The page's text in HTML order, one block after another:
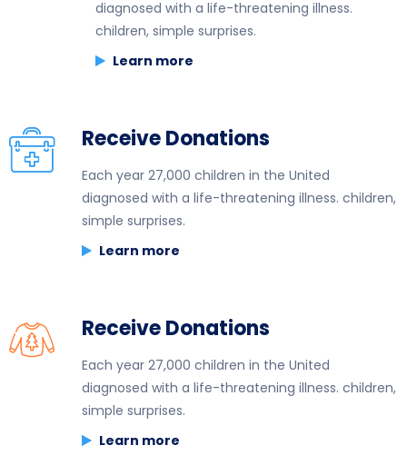
diagnosed with a life-threatening illness.
children, simple surprises.
Learn more
Receive Donations
Each year 27,000 children in the United
diagnosed with a life-threatening illness. children,
simple surprises.
Learn more
Receive Donations
Each year 27,000 children in the United
diagnosed with a life-threatening illness. children,
simple surprises.
Learn more